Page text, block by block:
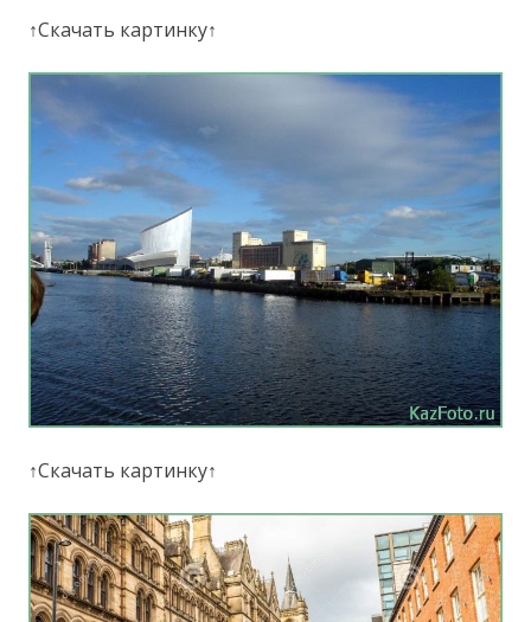
↑Скачать картинку↑
↑Скачать картинку↑